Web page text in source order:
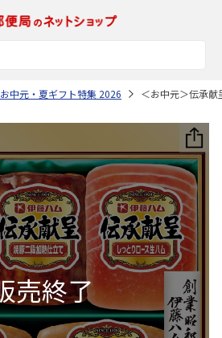
お中元・夏ギフト特集 2026 ＜お中元＞伝承